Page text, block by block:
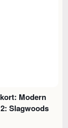
Modern
Slagwoods